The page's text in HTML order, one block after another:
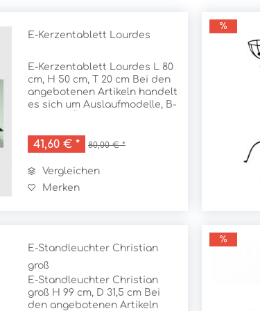
Wohnideen mit
Modernen Stil
Im Online Shop stellen wir
vor. Sie werden
Sideboards, Tische,
Kleine Akzente mit
Wohnaccessoires
spielen und ihre
mit...mehr erfahren
Schönes Licht
Die Sonne geht unter, Sie
laden Freunde zum Essen
warmes Licht findet sein zu
Laternen,...
Gartendekoration
Das Wohnzimmer des
ihren Pflanzen und Blumen
Pflanztrögen und
erfahren
E-Kerzentablett Lourdes
E-Kerzentablett Lourdes L 80
cm, H 50 cm, T 20 cm Bei den
angebotenen Artikeln handelt
es sich um Auslaufmodelle, B-
Ausstellungsstücken und B-
Waren können leichte Mängel
und...
41,60 € * 80,00 € *
Vergleichen
Merken
E-Standleuchter Christian
groß
E-Standleuchter Christian
groß H 99 cm, D 31,5 cm Bei
den angebotenen Artikeln